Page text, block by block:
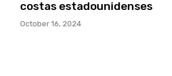
costas estadounidenses
October 16, 2024